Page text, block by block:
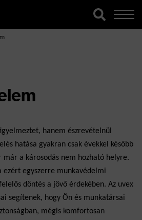
hanem észrevételnül
hatása gyakran csak évekkel később
a károsodás nem hozható helyre.
ezért egyszerre munkavédelmi
döntés a jövő érdekében. Az uvex
segítenek, hogy Ön és munkatársai
mégis komfortosan